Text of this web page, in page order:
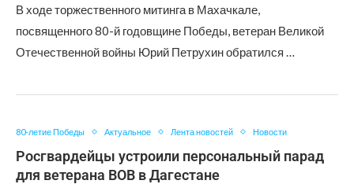
В ходе торжественного митинга в Махачкале,
посвященного 80-й годовщине Победы, ветеран Великой
Отечественной войны Юрий Петрухин обратился …
80-летие Победы Актуальное Лента новостей Новости
Росгвардейцы устроили персональный парад
для ветерана ВОВ в Дагестане